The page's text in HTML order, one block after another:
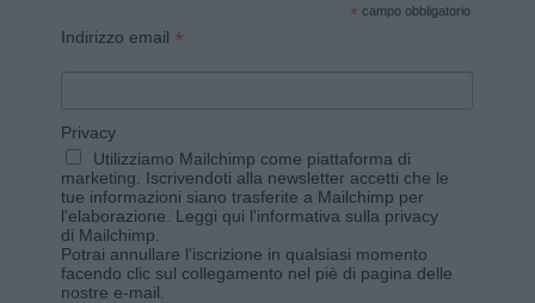
* campo obbligatorio
Indirizzo email *
Privacy
Utilizziamo Mailchimp come piattaforma di
marketing. Iscrivendoti alla newsletter accetti che le
tue informazioni siano trasferite a Mailchimp per
l'elaborazione. Leggi qui l'informativa sulla privacy
di Mailchimp
Potrai annullare l'iscrizione in qualsiasi momento
facendo clic sul collegamento nel piè di pagina delle
nostre e-mail.